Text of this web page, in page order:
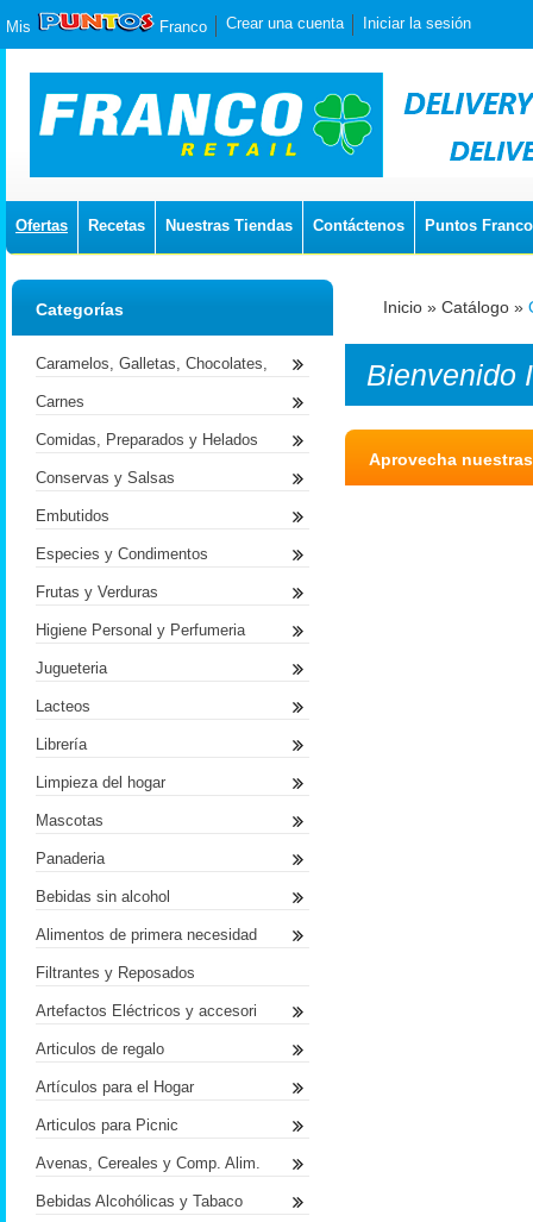
Mis Franco Crear una cuenta Iniciar la sesión
Ofertas Recetas Nuestras Tiendas Contáctenos Puntos Franco
Inicio » Catálogo »
Bienvenido
Aprovecha
Categorías
Caramelos, Galletas, Chocolates,
Carnes
Comidas, Preparados y Helados
Conservas y Salsas
Embutidos
Especies y Condimentos
Frutas y Verduras
Higiene Personal y Perfumeria
Jugueteria
Lacteos
Librería
Limpieza del hogar
Mascotas
Panaderia
Bebidas sin alcohol
Alimentos de primera necesidad
Filtrantes y Reposados
Artefactos Eléctricos y accesori
Articulos de regalo
Artículos para el Hogar
Articulos para Picnic
Avenas, Cereales y Comp. Alim.
Bebidas Alcohólicas y Tabaco